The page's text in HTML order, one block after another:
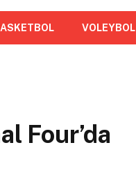
VOLEYBOL
Four’da